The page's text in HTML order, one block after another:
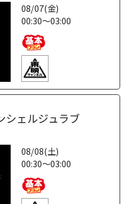
08/07(金)
00:30～03:00
シェルジュラブ
08/08(土)
00:30～03:00